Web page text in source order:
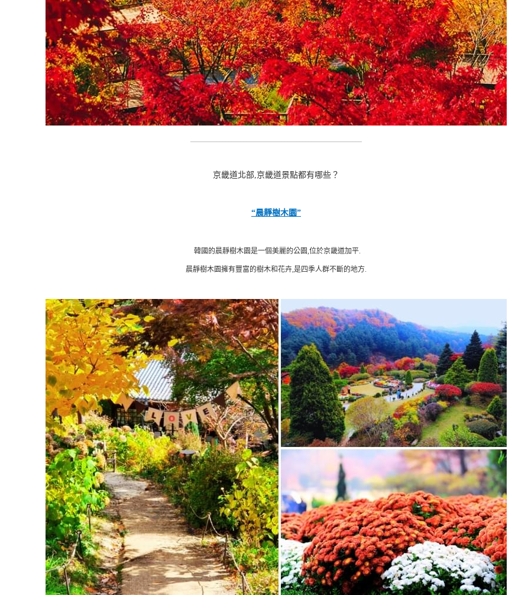
京畿道北部,京畿道景點都有哪些？
“晨靜樹木園”
韓國的晨靜樹木園是一個美麗的公園,位於京畿道加平.
晨靜樹木園擁有豐富的樹木和花卉,是四季人群不斷的地方.